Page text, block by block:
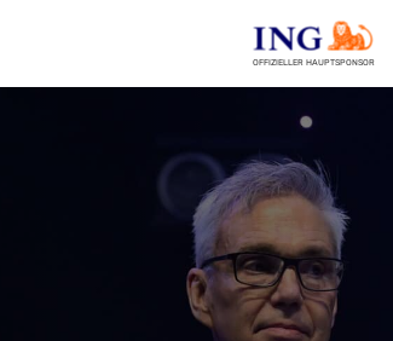
OFFIZIELLER HAUPTSPONSOR